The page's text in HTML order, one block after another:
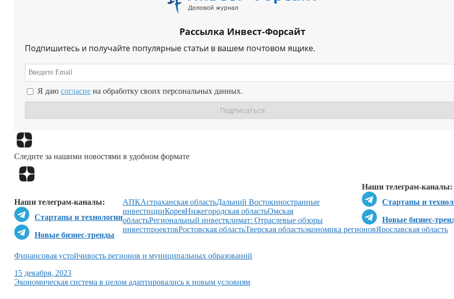
Рассылка Инвест-Форсайт
Подпишитесь и получайте популярные статьи в вашем почтовом ящике.
Я даю согласие на обработку своих персональных данных.
Следите за нашими новостями в удобном формате
Наши телеграм-каналы:
Стартапы и
Новые бизнес-
Наши телеграм-каналы:
Стартапы и технологии
Новые бизнес-тренды
АПКАстраханская областьДальний Востокиностранные
инвестицииКореяНижегородская областьОмская
областьРегиональный инвестклимат: Отраслевые обзоры
инвестпроектовРостовская областьТверская областьэкономика регионовЯрославская область
Финансовая устойчивость регионов и муниципальных образований
15 декабря, 2023
Экономическая система в целом адаптировались к новым условиям